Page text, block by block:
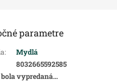
parametre
:
Mydlá
8032665592585
vypredaná…